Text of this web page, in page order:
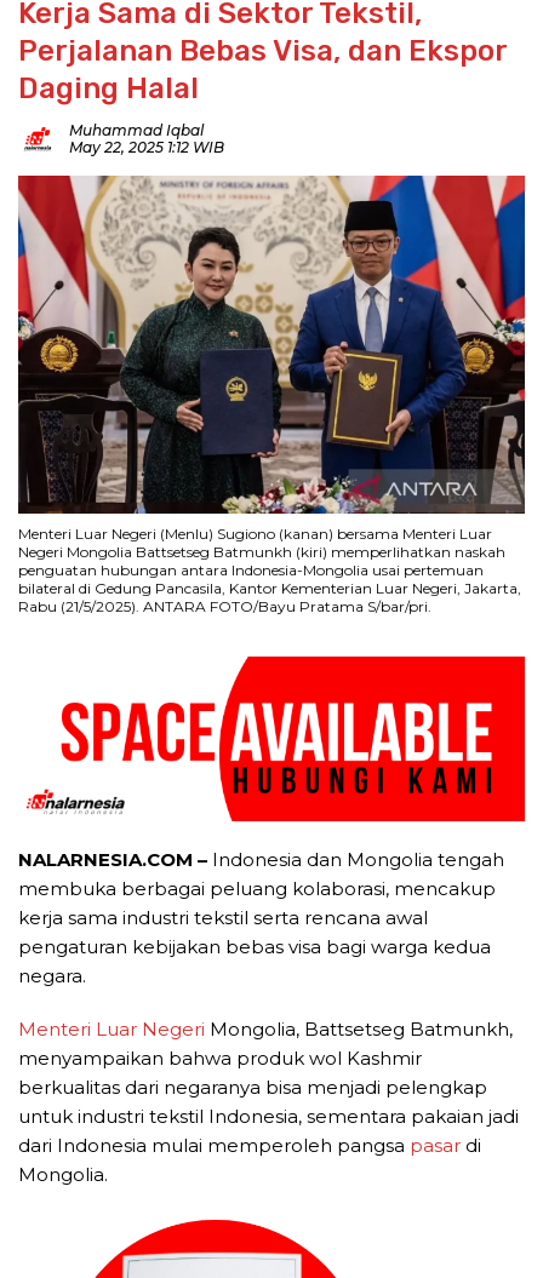
Kerja Sama di Sektor Tekstil,
Perjalanan Bebas Visa, dan Ekspor
Daging Halal
Muhammad Iqbal
May 22, 2025 1:12 WIB
Menteri Luar Negeri (Menlu) Sugiono (kanan) bersama Menteri Luar
Negeri Mongolia Battsetseg Batmunkh (kiri) memperlihatkan naskah
penguatan hubungan antara Indonesia-Mongolia usai pertemuan
bilateral di Gedung Pancasila, Kantor Kementerian Luar Negeri, Jakarta,
Rabu (21/5/2025). ANTARA FOTO/Bayu Pratama S/bar/pri.
NALARNESIA.COM – Indonesia dan Mongolia tengah
membuka berbagai peluang kolaborasi, mencakup
kerja sama industri tekstil serta rencana awal
pengaturan kebijakan bebas visa bagi warga kedua
negara.
Menteri Luar Negeri Mongolia, Battsetseg Batmunkh,
menyampaikan bahwa produk wol Kashmir
berkualitas dari negaranya bisa menjadi pelengkap
untuk industri tekstil Indonesia, sementara pakaian jadi
dari Indonesia mulai memperoleh pangsa pasar di
Mongolia.